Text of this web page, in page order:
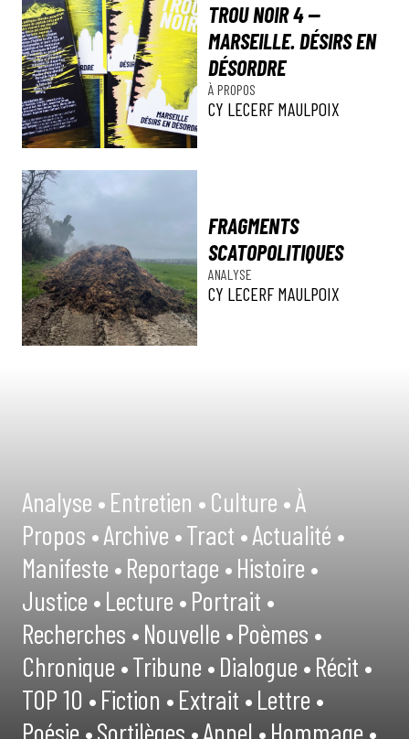
TROU NOIR 4 —
MARSEILLE. DÉSIRS EN
DÉSORDRE
À PROPOS
CY LECERF MAULPOIX
FRAGMENTS
SCATOPOLITIQUES
ANALYSE
CY LECERF MAULPOIX
Analyse •Entretien •Culture •À
Propos •Archive •Tract •Actualité •
Manifeste •Reportage •Histoire •
Justice •Lecture •Portrait •
Recherches •Nouvelle •Poèmes •
Chronique •Tribune •Dialogue •Récit •
TOP 10 •Fiction •Extrait •Lettre •
Poésie •Sortilèges •Appel •Hommage •